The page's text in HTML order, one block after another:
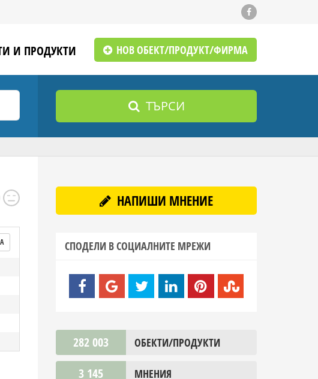
И ПРОДУКТИ НОВ ОБЕКТ/ПРОДУКТ/ФИРМА
ТЪРСИ
НАПИШИ МНЕНИЕ
СПОДЕЛИ В СОЦИАЛНИТЕ МРЕЖИ
282 003 ОБЕКТИ/ПРОДУКТИ
3 145 МНЕНИЯ